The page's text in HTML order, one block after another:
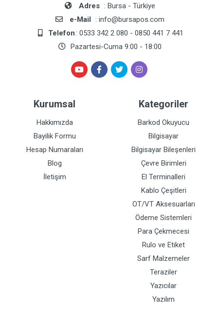
Adres : Bursa - Türkiye
e-Mail : info@bursapos.com
Telefon: 0533 342 2 080 - 0850 441 7 441
Pazartesi-Cuma 9:00 - 18:00
Kurumsal
Hakkımızda
Bayilik Formu
Hesap Numaraları
Blog
İletişim
Kategoriler
Barkod Okuyucu
Bilgisayar
Bilgisayar Bileşenleri
Çevre Birimleri
El Terminalleri
Kablo Çeşitleri
OT/VT Aksesuarları
Ödeme Sistemleri
Para Çekmecesi
Rulo ve Etiket
Sarf Malzemeler
Teraziler
Yazıcılar
Yazılım